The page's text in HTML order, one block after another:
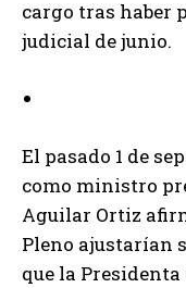
cargo tras haber
judicial de junio.
El pasado 1 de
como ministro
Aguilar Ortiz
Pleno ajustarían
que la Presidenta